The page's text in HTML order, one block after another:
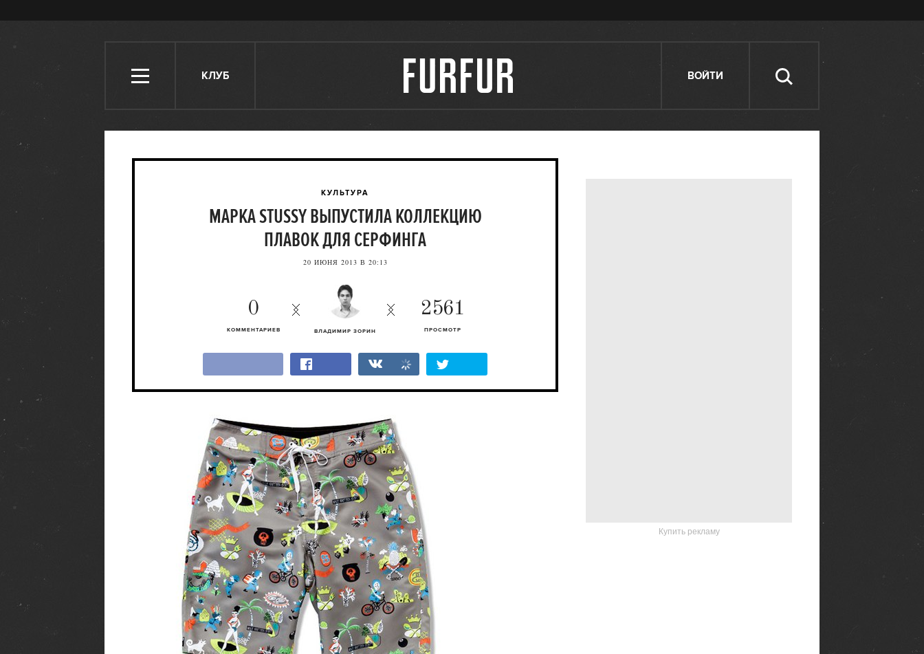
КЛУБ ВОЙТИ
КУЛЬТУРА
МАРКА STUSSY ВЫПУСТИЛА КОЛЛЕКЦИЮ
ПЛАВОК ДЛЯ СЕРФИНГА
20 ИЮНЯ 2013 В 20:13
ВЛАДИМИР ЗОРИН
2561
ПРОСМОТР
0
КОММЕНТАРИЕВ
Купить рекламу